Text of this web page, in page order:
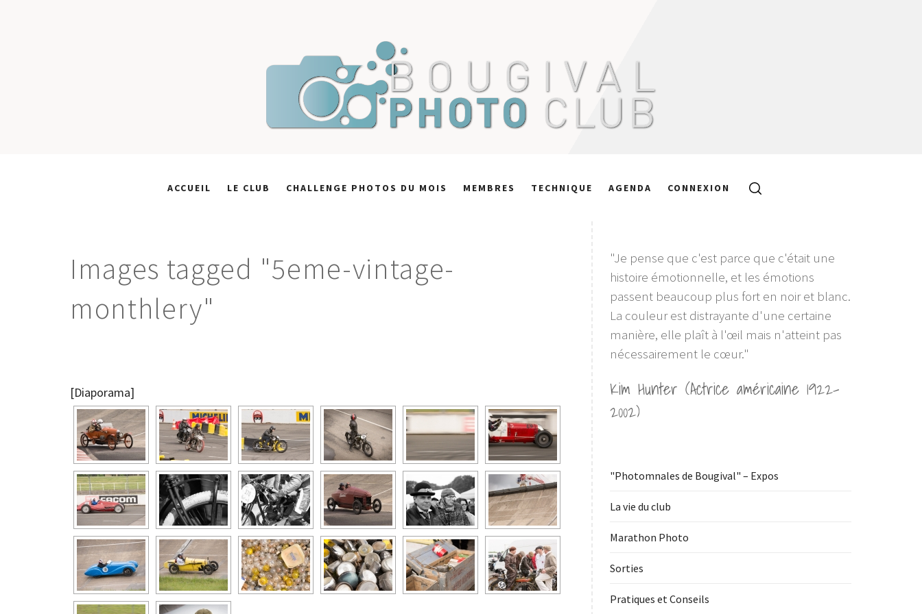
ACCUEIL LE CLUB CHALLENGE PHOTOS DU MOIS MEMBRES TECHNIQUE AGENDA CONNEXION
Images tagged "5eme-vintage-
monthlery"
[Diaporama]
"Je pense que c'est parce que c'était une
histoire émotionnelle, et les émotions
passent beaucoup plus fort en noir et blanc.
La couleur est distrayante d'une certaine
manière, elle plaît à l'œil mais n'atteint pas
nécessairement le cœur."
Kim Hunter (Actrice américaine 1922-
2002)
"Photomnales de Bougival" – Expos
La vie du club
Marathon Photo
Sorties
Pratiques et Conseils